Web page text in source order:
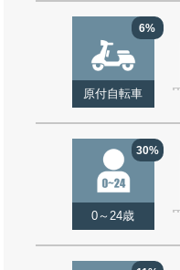
6%
原付自転車
30%
0～24歳